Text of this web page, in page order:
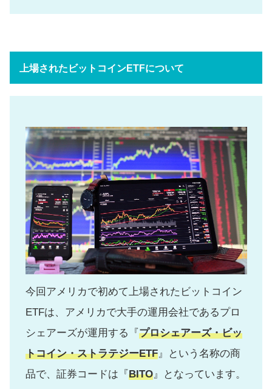
上場されたビットコインETFについて
今回アメリカで初めて上場されたビットコイン
ETFは、アメリカで大手の運用会社であるプロ
シェアーズが運用する『 プロシェアーズ・ビッ
トコイン・ストラテジーETF』という名称の商
品で、証券コードは『 BITO』となっています。